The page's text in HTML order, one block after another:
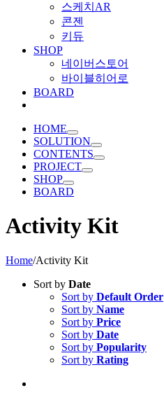
스케치AR
콘젠
키듀
SHOP
네이버스토어
바이블히어로
BOARD
HOME
SOLUTION
CONTENTS
PROJECT
SHOP
BOARD
Activity Kit
Home/Activity Kit
Sort by Date
Sort by Default Order
Sort by Name
Sort by Price
Sort by Date
Sort by Popularity
Sort by Rating